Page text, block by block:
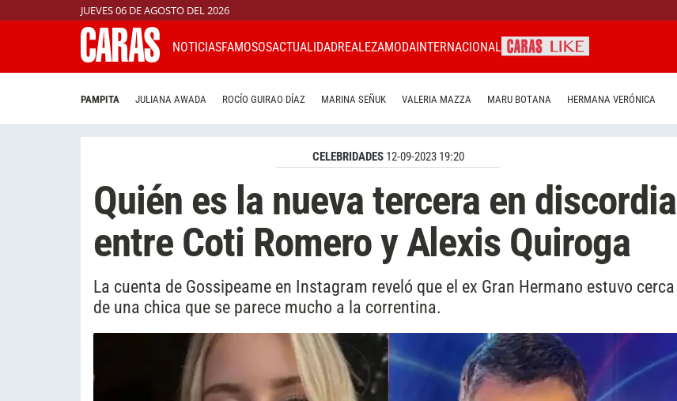
JUEVES 06 DE AGOSTO DEL 2026
NOTICIASFAMOSOSACTUALIDADREALEZAMODAINTERNACIONAL
PAMPITA JULIANA AWADA ROCÍO GUIRAO DÍAZ MARINA SEÑUK VALERIA MAZZA MARU BOTANA HERMANA VERÓNICA
CELEBRIDADES 12-09-2023 19:20
Quién es la nueva tercera en discordia
entre Coti Romero y Alexis Quiroga
La cuenta de Gossipeame en Instagram reveló que el ex Gran Hermano estuvo cerca
de una chica que se parece mucho a la correntina.